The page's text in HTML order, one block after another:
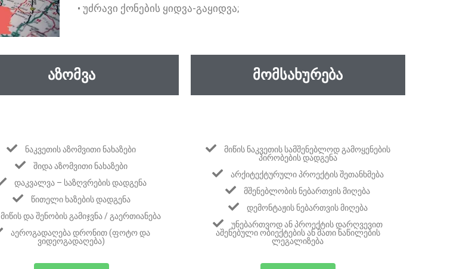
• ᲣᲫᲠᲐᲕᲘ ᲥᲝᲜᲔᲑᲘᲡ ᲧᲘᲓᲕᲐ-ᲒᲐᲧᲘᲓᲕᲐ;
ᲐᲖᲝᲛᲕᲐ
ᲜᲐᲙᲕᲔᲗᲘᲡ ᲐᲖᲝᲛᲕᲘᲗᲘ ᲜᲐᲮᲐᲖᲔᲑᲘ
ᲨᲘᲓᲐ ᲐᲖᲝᲛᲕᲘᲗᲘ ᲜᲐᲮᲐᲖᲔᲑᲘ
ᲓᲐᲙᲕᲐᲚᲕᲐ – ᲡᲐᲖᲦᲕᲠᲔᲑᲘᲡ ᲓᲐᲓᲒᲔᲜᲐ
ᲬᲘᲗᲔᲚᲘ ᲮᲐᲖᲔᲑᲘᲡ ᲓᲐᲓᲒᲔᲜᲐ
ᲛᲘᲬᲘᲡ ᲓᲐ ᲨᲔᲜᲝᲑᲘᲡ ᲒᲐᲛᲘᲯᲕᲜᲐ / ᲒᲐᲔᲠᲗᲘᲐᲜᲔᲑᲐ
ᲐᲔᲠᲝᲒᲐᲓᲐᲦᲔᲑᲐ ᲓᲠᲝᲜᲘᲗ (ᲤᲝᲢᲝ ᲓᲐ
ᲕᲘᲓᲔᲝᲒᲐᲓᲐᲦᲔᲑᲐ)
ᲛᲝᲛᲡᲐᲮᲣᲠᲔᲑᲐ
ᲛᲘᲬᲘᲡ ᲜᲐᲙᲕᲔᲗᲘᲡ ᲡᲐᲛᲨᲔᲜᲔᲑᲚᲝᲓ ᲒᲐᲛᲝᲧᲔᲜᲔᲑᲘᲡ
ᲞᲘᲠᲝᲑᲔᲑᲘᲡ ᲓᲐᲓᲒᲔᲜᲐ
ᲐᲠᲥᲘᲢᲔᲥᲢᲣᲠᲣᲚᲘ ᲞᲠᲝᲔᲥᲢᲘᲡ ᲨᲔᲗᲐᲜᲮᲛᲔᲑᲐ
ᲛᲨᲔᲜᲔᲑᲚᲝᲑᲘᲡ ᲜᲔᲑᲐᲠᲗᲕᲘᲡ ᲛᲘᲦᲔᲑᲐ
ᲓᲔᲛᲝᲜᲢᲐᲟᲘᲡ ᲜᲔᲑᲐᲠᲗᲕᲘᲡ ᲛᲘᲦᲔᲑᲐ
ᲣᲜᲔᲑᲐᲠᲗᲕᲝᲓ ᲐᲜ ᲞᲠᲝᲔᲥᲢᲘᲡ ᲓᲐᲠᲦᲕᲔᲕᲘᲗ
ᲐᲨᲔᲜᲔᲑᲣᲚᲘ ᲝᲑᲘᲔᲥᲢᲔᲑᲘᲡ ᲐᲜ ᲛᲐᲗᲘ ᲜᲐᲬᲘᲚᲔᲑᲘᲡ
ᲚᲔᲒᲐᲚᲘᲖᲔᲑᲐ